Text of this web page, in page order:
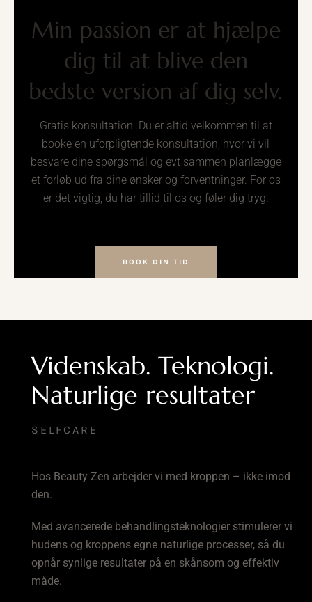
Min passion er at hjælpe
dig til at blive den
bedste version af dig selv.
Gratis konsultation. Du er altid velkommen til at
booke en uforpligtende konsultation, hvor vi vil
besvare dine spørgsmål og evt sammen planlægge
et forløb ud fra dine ønsker og forventninger. For os
er det vigtig, du har tillid til os og føler dig tryg.
BOOK DIN TID
Videnskab. Teknologi.
Naturlige resultater
SELFCARE
Hos Beauty Zen arbejder vi med kroppen – ikke imod
den.
Med avancerede behandlingsteknologier stimulerer vi
hudens og kroppens egne naturlige processer, så du
opnår synlige resultater på en skånsom og effektiv
måde.